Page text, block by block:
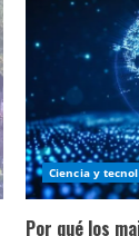
Ciencia y
Por qué los